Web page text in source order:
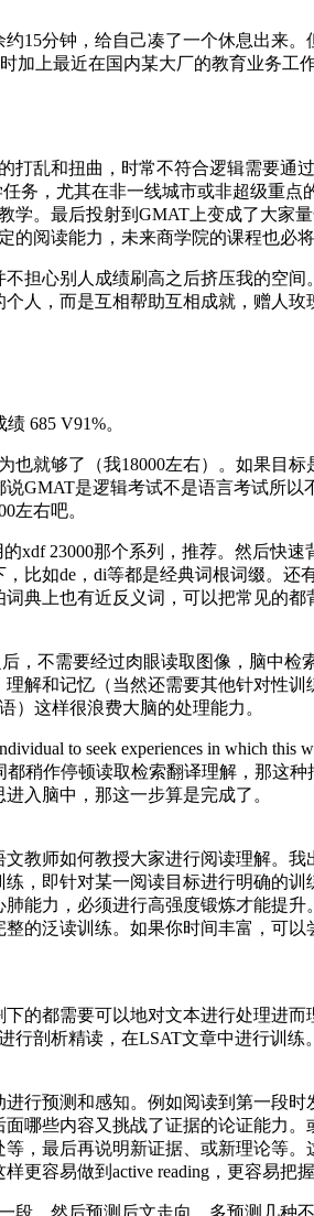
15分钟，给自己凑了一个休息出来
加上最近在国内某大厂的教育业务工
乱和扭曲，时常不符合逻辑需要通
务，尤其在非一线城市或非超级重
学。最后投射到GMAT上变成了大家
阅读能力，未来商学院的课程也必
担心别人成绩刷高之后挤压我的空
人，而是互相帮助互相成就，赠人玫
685 V91%。
也就够了（我18000左右）。如果目
GMAT是逻辑考试不是语言考试所
左右吧。
xdf 23000那个系列，推荐。然后快
比如de，di等都是经典词根词缀。
典上也有近反义词，可以把常见的
，不需要经过肉眼读取图像，脑中
解和记忆（当然还需要其他针对性
）这样很浪费大脑的处理能力。
to seek experiences in which this
稍作停顿读取检索翻译理解，那这
入脑中，那这一步算是完成了。
教师如何教授大家进行阅读理解。
，即针对某一阅读目标进行明确的
能力，必须进行高强度锻炼才能提
的泛读训练。如果你时间丰富，可
的都需要可以地对文本进行处理进
剖析精读，在LSAT文章中进行训练。
行预测和感知。例如阅读到第一段
哪些内容又挑战了证据的论证能力
，最后再说明新证据、或新理论等
更容易做到active reading，更容易把